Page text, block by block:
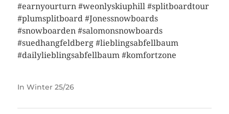
#earnyourturn #weonlyskiuphill #splitboardtour
#plumsplitboard #Jonessnowboards
#snowboarden #salomonsnowboards
#suedhangfeldberg #lieblingsabfellbaum
#dailylieblingsabfellbaum #komfortzone
In Winter 25/26